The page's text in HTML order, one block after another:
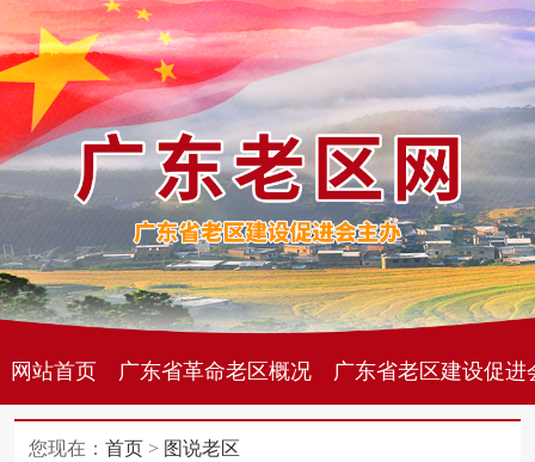
网站首页 广东省革命老区概况 广东省老区建设促进
您现在： 首页> 图说老区